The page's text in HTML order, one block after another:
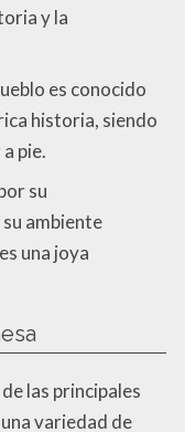
y la
es conocido
historia, siendo
pie.
su
ambiente
una joya
las principales
variedad de